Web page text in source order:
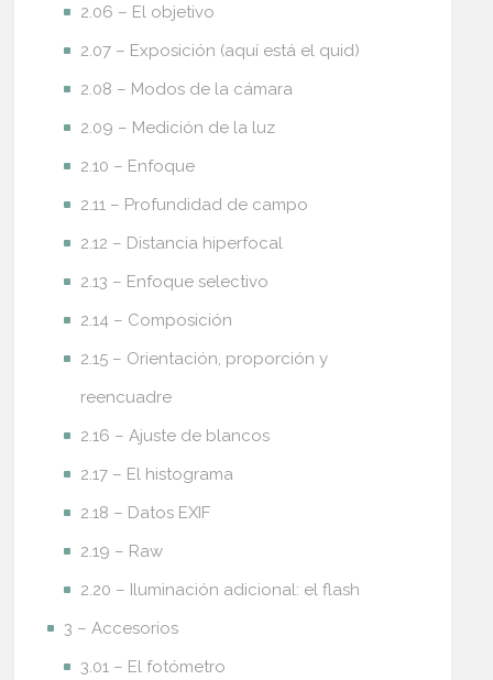
2.06 – El objetivo
2.07 – Exposición (aquí está el quid)
2.08 – Modos de la cámara
2.09 – Medición de la luz
2.10 – Enfoque
2.11 – Profundidad de campo
2.12 – Distancia hiperfocal
2.13 – Enfoque selectivo
2.14 – Composición
2.15 – Orientación, proporción y
reencuadre
2.16 – Ajuste de blancos
2.17 – El histograma
2.18 – Datos EXIF
2.19 – Raw
2.20 – Iluminación adicional: el flash
3 – Accesorios
3.01 – El fotómetro